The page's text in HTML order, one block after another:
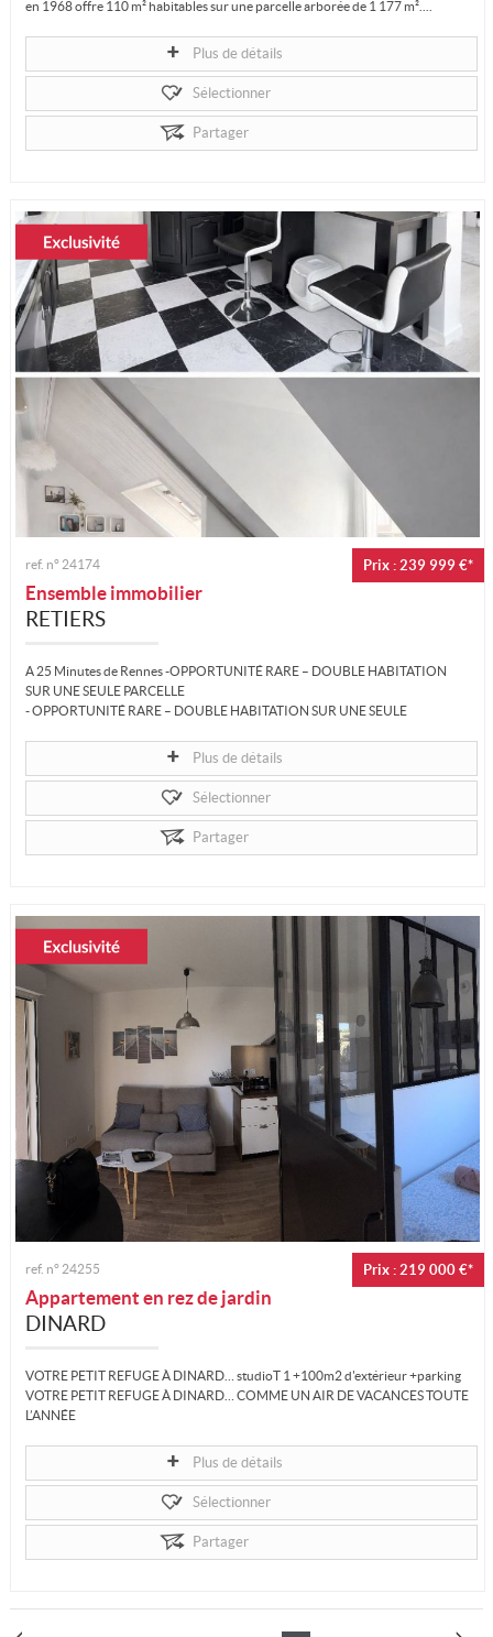
en 1968 offre 110 m² habitables sur une parcelle arborée de 1 177 m²....
Plus de détails
Sélectionner
Partager
Prix : 239 999 €*
ref. n° 24174
Ensemble immobilier
RETIERS
A 25 Minutes de Rennes -OPPORTUNITÉ RARE – DOUBLE HABITATION
SUR UNE SEULE PARCELLE
- OPPORTUNITÉ RARE – DOUBLE HABITATION SUR UNE SEULE
- À 25 minutes de Rennes
- ENSEMBLE IMMOBILIER UNIQUE
Plus de détails
Sélectionner
Partager
Prix : 219 000 €*
ref. n° 24255
Appartement en rez de jardin
DINARD
VOTRE PETIT REFUGE À DINARD… studioT 1 +100m2 d'extérieur +parking
VOTRE PETIT REFUGE À DINARD… COMME UN AIR DE VACANCES TOUTE
L’ANNÉE
Et si vous aviez enfin votre pied-à-terre sur la Côte d’Émeraude...
Plus de détails
Sélectionner
Partager